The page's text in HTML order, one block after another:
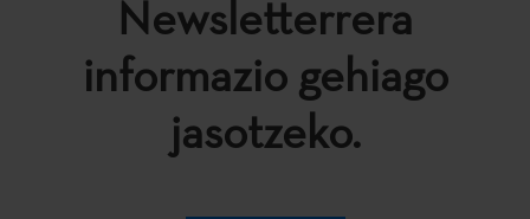
Newsletterrera
informazio gehiago
jasotzeko.